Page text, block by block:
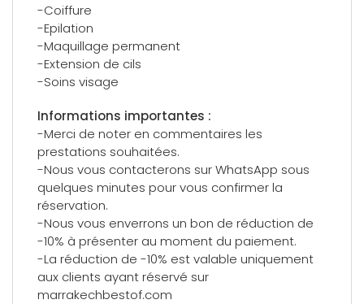
-Coiffure
-Epilation
-Maquillage permanent
-Extension de cils
-Soins visage
Informations importantes :
-Merci de noter en commentaires les
prestations souhaitées.
-Nous vous contacterons sur WhatsApp sous
quelques minutes pour vous confirmer la
réservation.
-Nous vous enverrons un bon de réduction de
-10% à présenter au moment du paiement.
-La réduction de -10% est valable uniquement
aux clients ayant réservé sur
marrakechbestof.com